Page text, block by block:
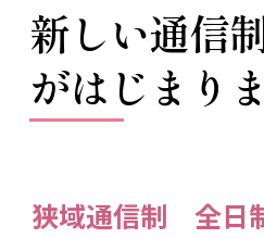
新しい通信
がはじまり
狭域通信制 全日